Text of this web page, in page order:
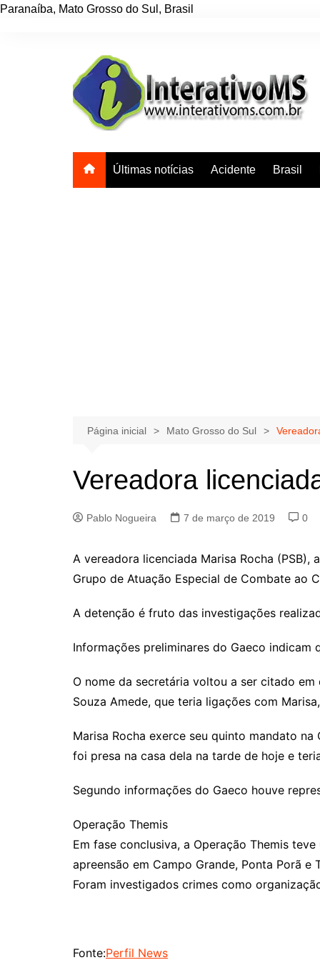
Paranaíba, Mato Grosso do Sul , Brasil
Últimas notícias Acidente Brasil
Página inicial Mato Grosso do Sul
Vereadora
Pablo Nogueira 7 de março de 2019 0
A vereadora licenciada Marisa Rocha
Grupo de Atuação Especial de Combate ao
A detenção é fruto das investigações
Informações preliminares do Gaeco
O nome da secretária voltou a ser citado
Souza Amede, que teria ligações com
Marisa Rocha exerce seu quinto mandato
foi presa na casa dela na tarde de hoje e
Segundo informações do Gaeco houve
Operação Themis
Em fase conclusiva, a Operação Themis
apreensão em Campo Grande, Ponta Porã
Foram investigados crimes como
Fonte:Perfil News